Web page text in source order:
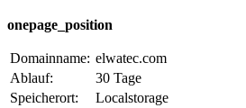
onepage_position
Domainname: elwatec.com
Ablauf:
30 Tage
Speicherort:
Localstorage